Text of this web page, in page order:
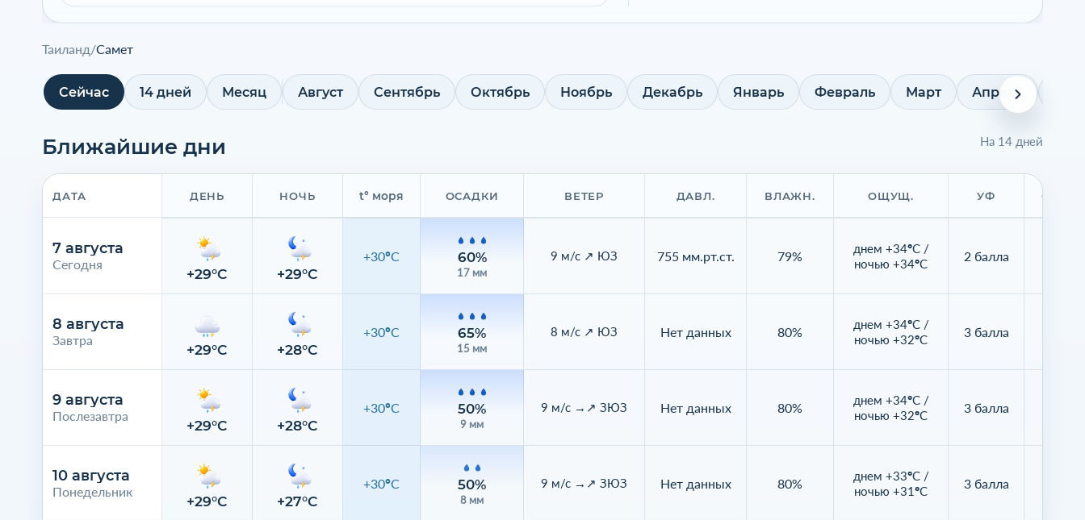
Таиланд/Самет
Сейчас 14 дней Месяц Август Сентябрь Октябрь Ноябрь Декабрь Январь Февраль Март Апрель
Ближайшие дни На 14 дней
ДАТА
7 августа
Сегодня
8 августа
Завтра
9 августа
Послезавтра
10 августа
Понедельник
ДЕНЬ НОЧЬ t° моря ОСАДКИ ВЕТЕР ДАВЛ. ВЛАЖН. ОЩУЩ. УФ
+29°C +29°C
+30°C 60%
17 мм
9 м/с ↗ ЮЗ 755 мм.рт.ст. 79%
днем +34°C /
ночью +34°C
2 балла
+29°C +28°C
+30°C 65%
15 мм
8 м/с ↗ ЮЗ Нет данных 80%
днем +34°C /
ночью +32°C
3 балла
+29°C +28°C
+30°C 50%
9 мм
9 м/с →↗ ЗЮЗ Нет данных 80%
днем +34°C /
ночью +32°C
3 балла
+29°C +27°C
+30°C 50%
8 мм
9 м/с →↗ ЗЮЗ Нет данных 80%
днем +33°C /
ночью +31°C
3 балла